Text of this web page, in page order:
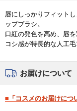
唇にしっかりフィット
ップブラシ。
口紅の発色を高め、唇
コシ感が特長的な人工毛
お届けについて
■「コスメのお届けにつ